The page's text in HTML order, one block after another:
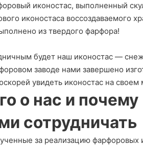
иконостас, выполненный
иконостаса воссоздаваемого
из твердого фарфора!
будет наш иконостас —
заводе нами завершено
увидеть иконостас на своем
о нас и почему
сотрудничать
за реализацию фарфоровых